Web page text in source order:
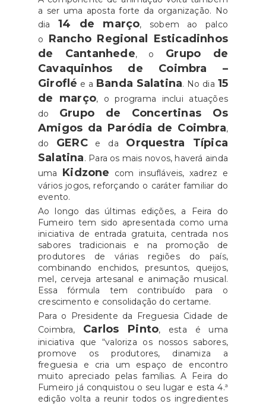
a ser uma aposta forte da organização. No
dia 14 de março, sobem ao palco
o Rancho Regional Esticadinhos
de Cantanhede, o Grupo de
Cavaquinhos de Coimbra –
Giroflé e a Banda Salatina. No dia 15
de março, o programa inclui atuações
do Grupo de Concertinas Os
Amigos da Paródia de Coimbra,
do GERCe da Orquestra Típica
Salatina. Para os mais novos, haverá ainda
uma Kidzone com insufláveis, xadrez e
vários jogos, reforçando o caráter familiar do
evento.
Ao longo das últimas edições, a Feira do
Fumeiro tem sido apresentada como uma
iniciativa de entrada gratuita, centrada nos
sabores tradicionais e na promoção de
produtores de várias regiões do país,
combinando enchidos, presuntos, queijos,
mel, cerveja artesanal e animação musical.
Essa fórmula tem contribuído para o
crescimento e consolidação do certame.
Para o Presidente da Freguesia Cidade de
Coimbra, Carlos Pinto, esta é uma
iniciativa que “valoriza os nossos sabores,
promove os produtores, dinamiza a
freguesia e cria um espaço de encontro
muito apreciado pelas famílias. A Feira do
Fumeiro já conquistou o seu lugar e esta 4.ª
edição volta a reunir todos os ingredientes